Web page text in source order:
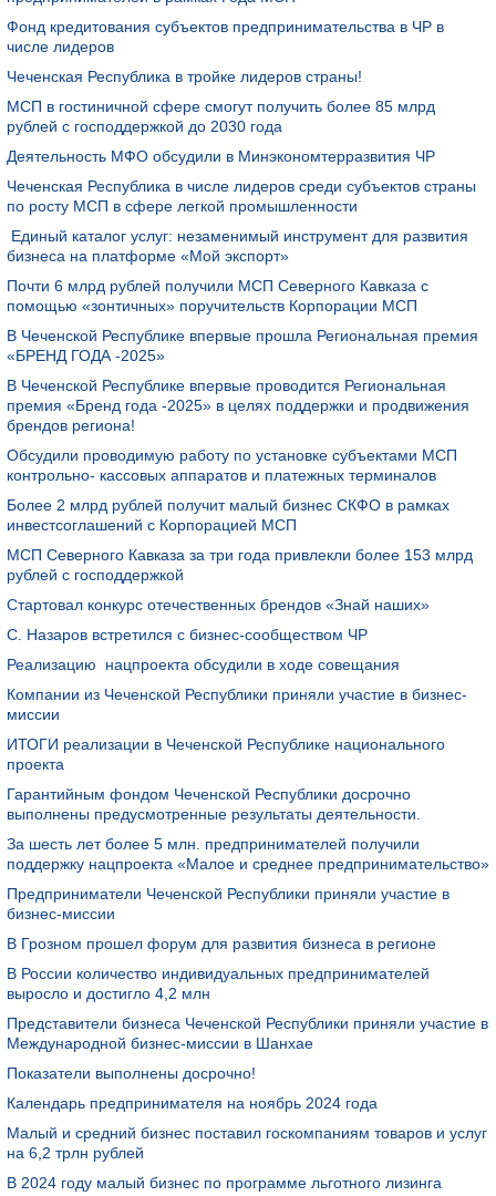
Фонд кредитования субъектов предпринимательства в ЧР в
числе лидеров
Чеченская Республика в тройке лидеров страны!
МСП в гостиничной сфере смогут получить более 85 млрд
рублей с господдержкой до 2030 года
Деятельность МФО обсудили в Минэкономтерразвития ЧР
Чеченская Республика в числе лидеров среди субъектов страны
по росту МСП в сфере легкой промышленности
Единый каталог услуг: незаменимый инструмент для развития
бизнеса на платформе «Мой экспорт»
Почти 6 млрд рублей получили МСП Северного Кавказа с
помощью «зонтичных» поручительств Корпорации МСП
В Чеченской Республике впервые прошла Региональная премия
«БРЕНД ГОДА -2025»
В Чеченской Республике впервые проводится Региональная
премия «Бренд года -2025» в целях поддержки и продвижения
брендов региона!
Обсудили проводимую работу по установке субъектами МСП
контрольно- кассовых аппаратов и платежных терминалов
Более 2 млрд рублей получит малый бизнес СКФО в рамках
инвестсоглашений с Корпорацией МСП
МСП Северного Кавказа за три года привлекли более 153 млрд
рублей с господдержкой
Стартовал конкурс отечественных брендов «Знай наших»
С. Назаров встретился с бизнес-сообществом ЧР
Реализацию нацпроекта обсудили в ходе совещания
Компании из Чеченской Республики приняли участие в бизнес-
миссии
ИТОГИ реализации в Чеченской Республике национального
проекта
Гарантийным фондом Чеченской Республики досрочно
выполнены предусмотренные результаты деятельности.
За шесть лет более 5 млн. предпринимателей получили
поддержку нацпроекта «Малое и среднее предпринимательство»
Предприниматели Чеченской Республики приняли участие в
бизнес-миссии
В Грозном прошел форум для развития бизнеса в регионе
В России количество индивидуальных предпринимателей
выросло и достигло 4,2 млн
Представители бизнеса Чеченской Республики приняли участие в
Международной бизнес-миссии в Шанхае
Показатели выполнены досрочно!
Календарь предпринимателя на ноябрь 2024 года
Малый и средний бизнес поставил госкомпаниям товаров и услуг
на 6,2 трлн рублей
В 2024 году малый бизнес по программе льготного лизинга